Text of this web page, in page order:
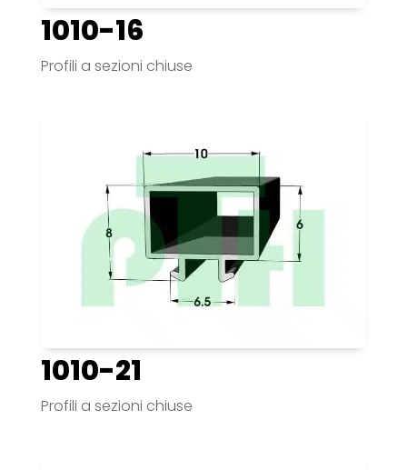
1010-16
Profili a sezioni chiuse
1010-21
Profili a sezioni chiuse